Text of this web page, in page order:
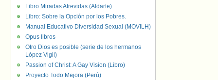
Libro Miradas Atrevidas (Aldarte)
Libro: Sobre la Opción por los Pobres.
Manual Educativo Diversidad Sexual (MOVILH)
Opus libros
Otro Dios es posible (serie de los hermanos
López Vigil)
Passion of Christ: A Gay Vision (Libro)
Proyecto Todo Mejora (Perú)